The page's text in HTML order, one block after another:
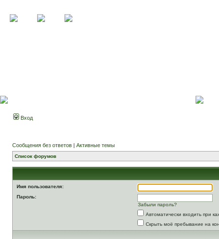
Вход
Сообщения без ответов | Активные темы
Список форумов
Имя пользователя:
Пароль:
Забыли пароль?
Автоматически входить при
Скрыть моё пребывание на